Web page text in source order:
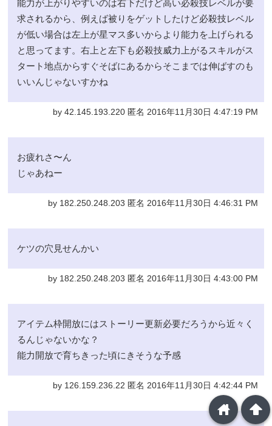
能力が上がりやすいのは右下だけど高い必殺技レベルが要
求されるから、例えば被りをゲットしたけど必殺技レベル
が低い場合は左上が星マス多いからより能力を上げられる
と思ってます。右上と左下も必殺技威力上がるスキルがス
タート地点からすぐそばにあるからそこまでは伸ばすのも
いいんじゃないすかね
by 42.145.193.220 匿名 2016年11月30日 4:47:19 PM
お疲れさ〜ん
じゃあねー
by 182.250.248.203 匿名 2016年11月30日 4:46:31 PM
ケツの穴見せんかい
by 182.250.248.203 匿名 2016年11月30日 4:43:00 PM
アイテム枠開放にはストーリー更新必要だろうから近々く
るんじゃないかな？
能力開放で育ちきった頃にきそうな予感
by 126.159.236.22 匿名 2016年11月30日 4:42:44 PM
arrowup
home